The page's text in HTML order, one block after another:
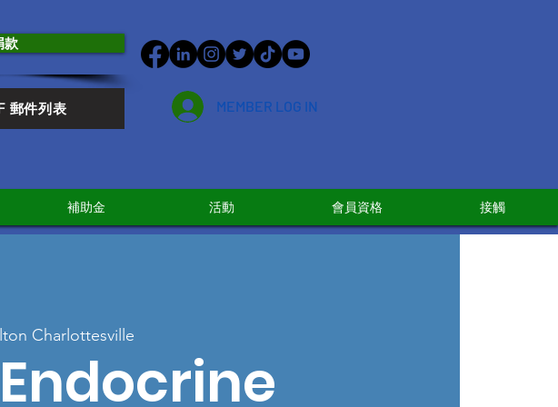
款
郵件列表 MEMBER LOG IN
補助金 活動 會員資格 接觸
Charlottesville